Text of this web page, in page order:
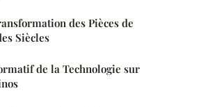
des Pièces de
Siècles
de la Technologie sur